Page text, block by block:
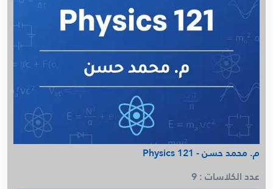
د. محمود فتح الله - Organic Chemistry 114
د. محمود فتح الله - Chemistry 101
AUK - Circuit - Eng. Ahmad Taqi
د. أمل السيد - Biology 101
م. عمرو يونس - Accountng (ACT111)
م. مريم الجدحي - Facilities planning & Design
م. فهد البصري - Arche Lab - CPE 469
م. عمرو يونس - Economy 209(د.الرومى)
م. محمد العتيبي - Linear Algebra
م. محمد حسن - Physics 121
عدد الكلاسات : 9